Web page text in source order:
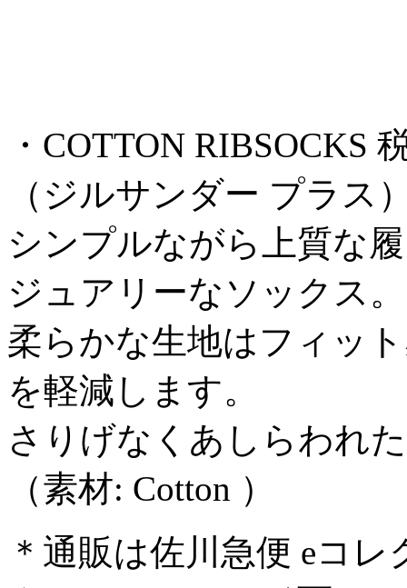
・COTTON RIBSOCKS
（ジルサンダー プラス
シンプルながら上質な
ジュアリーなソックス。
柔らかな生地はフィッ
を軽減します。
さりげなくあしらわれ
（素材: Cotton ）
＊通販は佐川急便 eコ